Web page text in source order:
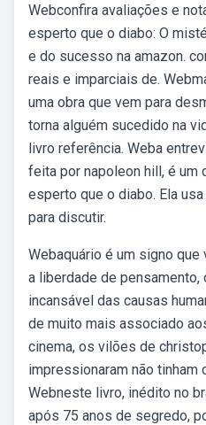
Webconfira avaliações e
esperto que o diabo: O
e do sucesso na amazon.
reais e imparciais de.
uma obra que vem para
torna alguém sucedido na
livro referência. Weba
feita por napoleon hill, é um
esperto que o diabo. Ela
para discutir.
Webaquário é um signo
a liberdade de
incansável das causas
de muito mais associado
cinema, os vilões de
impressionaram não tinham
Webneste livro, inédito no
após 75 anos de segredo,